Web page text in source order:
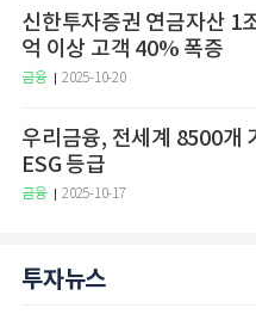
신한투자증권 연금자산 1
억 이상 고객 40% 폭증
금융 2025-10-20
우리금융, 전세계 8500개
ESG 등급
금융 2025-10-17
투자뉴스